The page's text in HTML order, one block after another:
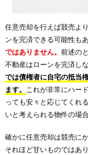
任意売却を行えば競売よ
ンを完済できる可能性も
ではありません。 前述の
不動産はローンを完済し
では債権者に自宅の抵当
ます。
これが非常にハー
っても安々と応じてくれ
いと考えられる物件の場
確かに任意売却は競売に
それほど甘いものではあ